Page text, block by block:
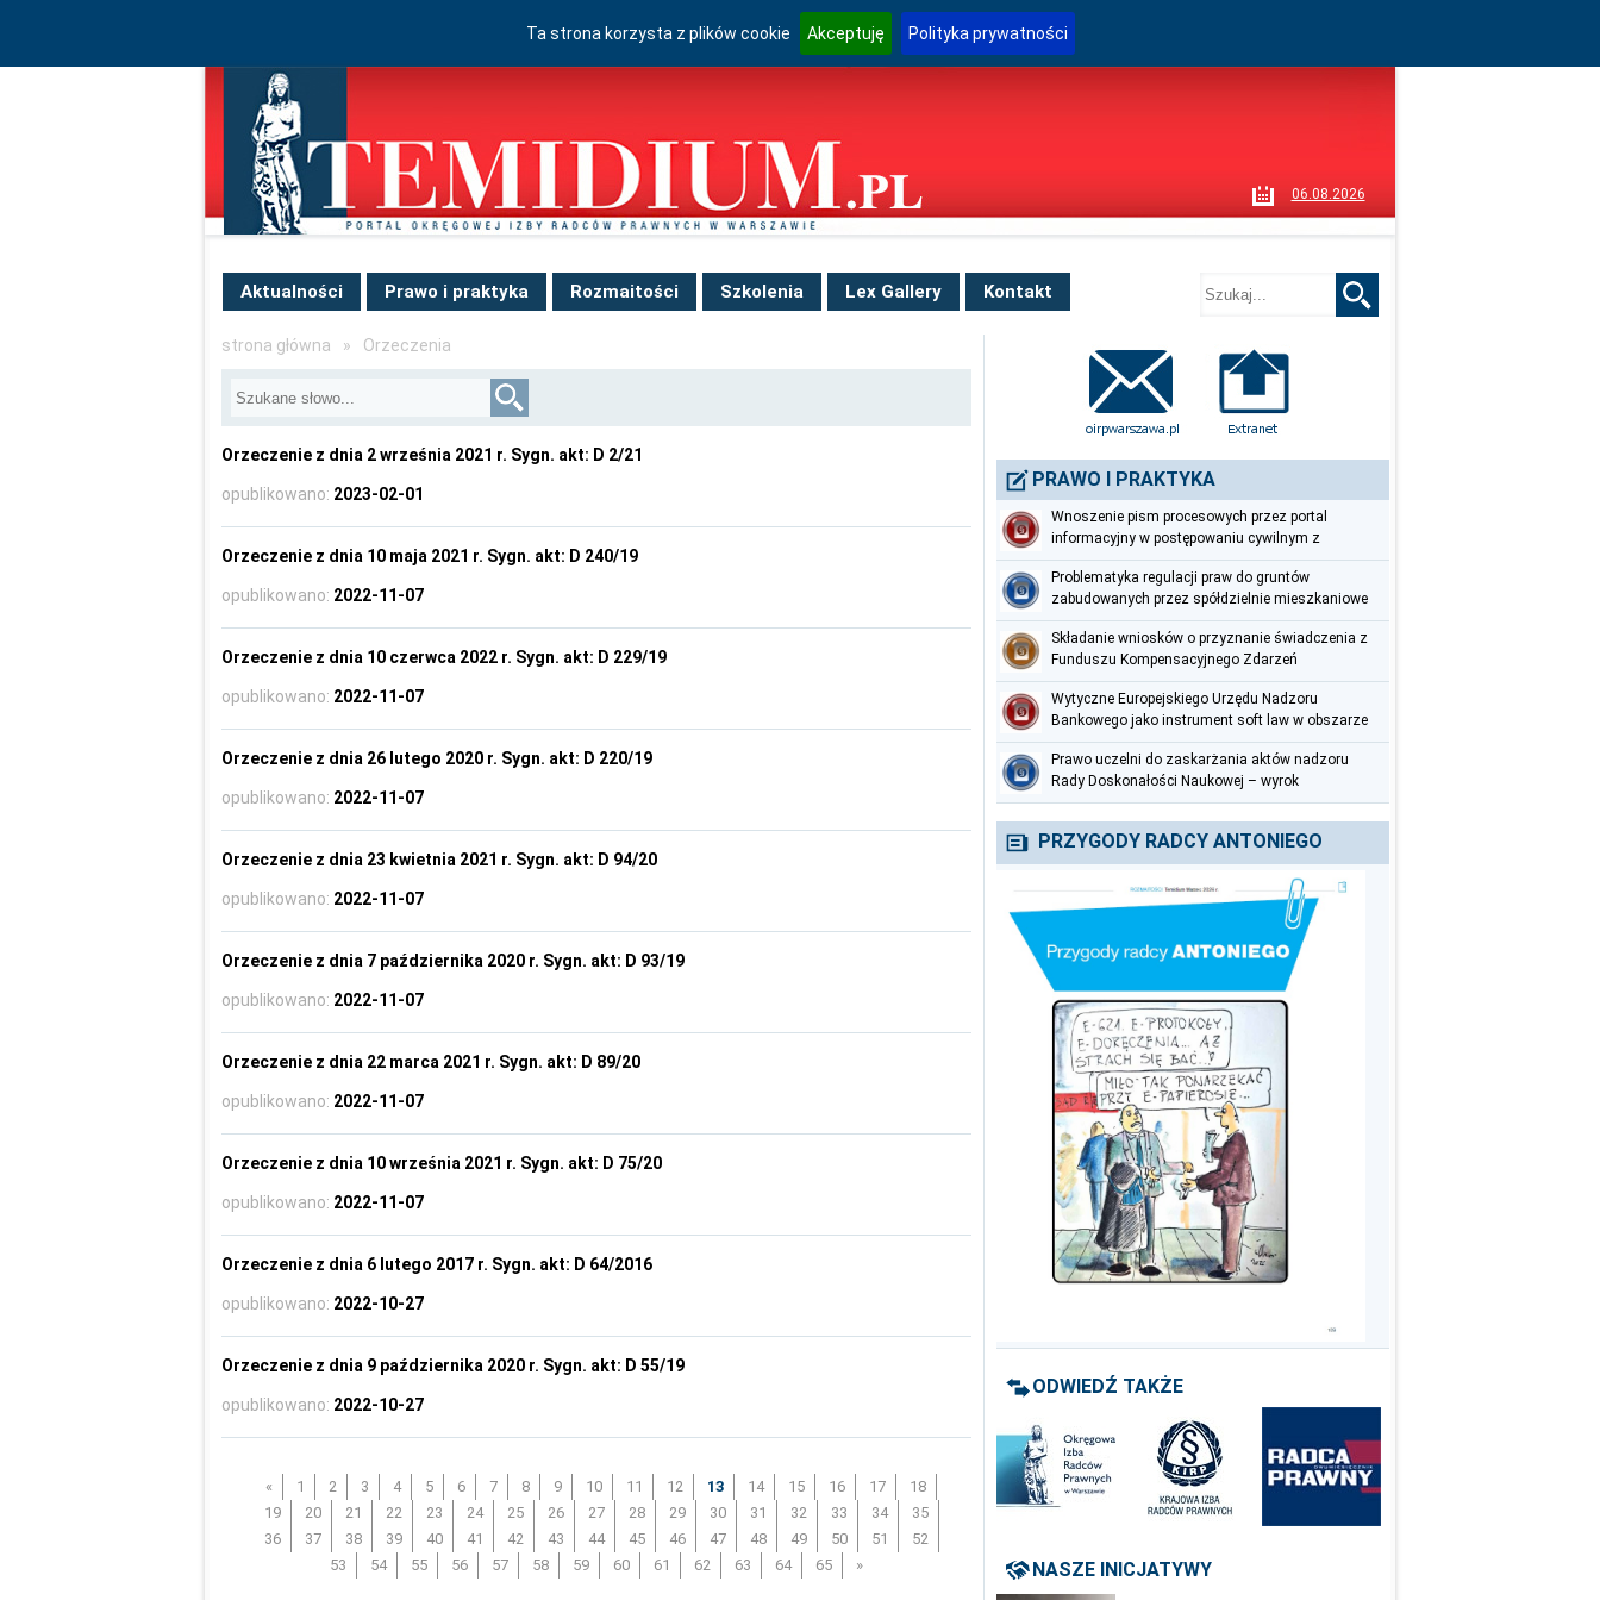
Ta strona korzysta z plików cookie Akceptuję Polityka prywatności
06.08.2026
Aktualności Prawo i praktyka Rozmaitości Szkolenia Lex Gallery Kontakt
strona główna » Orzeczenia
Orzeczenie z dnia 2 września 2021 r. Sygn. akt: D 2/21
opublikowano: 2023-02-01
Orzeczenie z dnia 10 maja 2021 r. Sygn. akt: D 240/19
opublikowano: 2022-11-07
Orzeczenie z dnia 10 czerwca 2022 r. Sygn. akt: D 229/19
opublikowano: 2022-11-07
Orzeczenie z dnia 26 lutego 2020 r. Sygn. akt: D 220/19
opublikowano: 2022-11-07
Orzeczenie z dnia 23 kwietnia 2021 r. Sygn. akt: D 94/20
opublikowano: 2022-11-07
Orzeczenie z dnia 7 października 2020 r. Sygn. akt: D 93/19
opublikowano: 2022-11-07
Orzeczenie z dnia 22 marca 2021 r. Sygn. akt: D 89/20
opublikowano: 2022-11-07
Orzeczenie z dnia 10 września 2021 r. Sygn. akt: D 75/20
opublikowano: 2022-11-07
Orzeczenie z dnia 6 lutego 2017 r. Sygn. akt: D 64/2016
opublikowano: 2022-10-27
Orzeczenie z dnia 9 października 2020 r. Sygn. akt: D 55/19
opublikowano: 2022-10-27
« 1 2 3 4 5 6 7 8 9 10 11 12 13 14 15 16 17
18
19
20 21 22 23 24 25 26 27 28 29 30 31 32 33 34
35
36
37 38 39 40 41 42 43 44 45 46 47 48 49 50 51
52
53
54 55 56 57 58 59 60 61 62 63 64 65 »
PRAWO I PRAKTYKA
Wnoszenie pism procesowych przez portal
informacyjny w postępowaniu cywilnym z
perspektywy radcy prawnego
Problematyka regulacji praw do gruntów
zabudowanych przez spółdzielnie mieszkaniowe
Składanie wniosków o przyznanie świadczenia z
Funduszu Kompensacyjnego Zdarzeń
Medycznych – uwagi praktyczne
Wytyczne Europejskiego Urzędu Nadzoru
Bankowego jako instrument soft law w obszarze
przeciwdziałania praniu pieniędzy i finansowaniu
terroryzmu
Prawo uczelni do zaskarżania aktów nadzoru
Rady Doskonałości Naukowej – wyrok
Naczelnego Sądu Administracyjnego z 12
czerwca 2025 r. (III OSK 626/22)
PRZYGODY RADCY ANTONIEGO
ODWIEDŹ TAKŻE
NASZE INICJATYWY